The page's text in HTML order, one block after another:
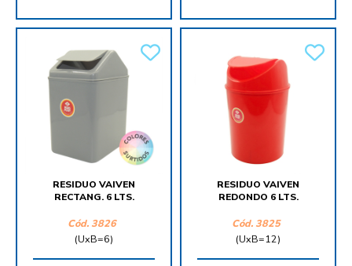
RESIDUO VAIVEN
RECTANG. 6 LTS.
Cód. 3826
(UxB=6)
RESIDUO VAIVEN
REDONDO 6 LTS.
Cód. 3825
(UxB=12)